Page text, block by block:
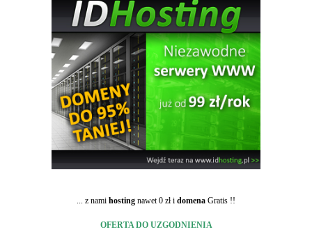
... z nami hosting nawet 0 zł i domena Gratis !!
OFERTA DO UZGODNIENIA